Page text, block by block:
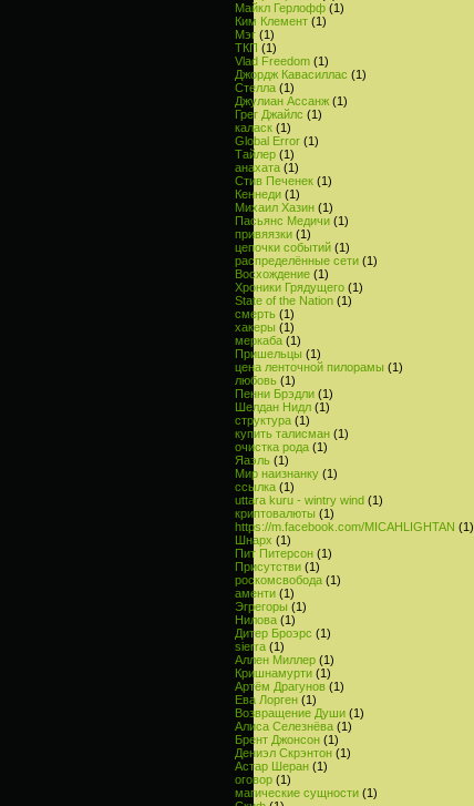
Майкл Герлофф (1)
Ким Клемент (1)
Мэг (1)
ТКП (1)
Vlad Freedom (1)
Джордж Кавасиллас (1)
Стелла (1)
Джулиан Ассанж (1)
Грег Джайлс (1)
каласк (1)
Global Error (1)
Тайлер (1)
анахата (1)
Стив Печенек (1)
Кеннеди (1)
Михаил Хазин (1)
Пасьянс Медичи (1)
привяязки (1)
цепочки событий (1)
распределённые сети (1)
Восхождение (1)
Хроники Грядущего (1)
State of the Nation (1)
смерть (1)
хакеры (1)
меркаба (1)
Пришельцы (1)
цена ленточной пилорамы (1)
любовь (1)
Пенни Брэдли (1)
Шелдан Нидл (1)
структура (1)
купить талисман (1)
очистка рода (1)
Яаэль (1)
Мир наизнанку (1)
ссылка (1)
uttara kuru - wintry wind (1)
криптовалюты (1)
https://m.facebook.com/MICAHLIGHTAN (1)
Шнарх (1)
Пит Питерсон (1)
Присутстви (1)
роскомсвобода (1)
аменти (1)
Эгрегоры (1)
Нилова (1)
Дитер Броэрс (1)
sierra (1)
Аллен Миллер (1)
Кришнамурти (1)
Артём Драгунов (1)
Ева Лорген (1)
Возвращение Души (1)
Алиса Селезнёва (1)
Брент Джонсон (1)
Дениэл Скрэнтон (1)
Астар Шеран (1)
оговор (1)
магические сущности (1)